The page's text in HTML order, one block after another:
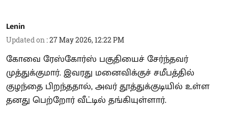
Lenin
Updated on :27 May 2026, 12:22 PM
கோவை ரேஸ்கோர்ஸ் பகுதியைச் சேர்ந்தவர்
முத்துக்குமார். இவரது மனைவிக்குச் சமீபத்தில்
குழந்தை பிறந்ததால், அவர் தூத்துக்குடியில் உள்ள
தனது பெற்றோர் வீட்டில் தங்கியுள்ளார்.